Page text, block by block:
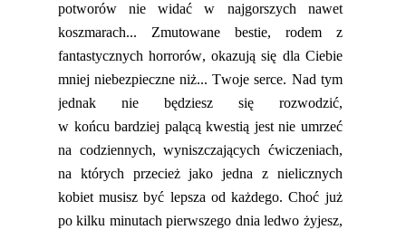
potworów nie widać w najgorszych nawet
koszmarach... Zmutowane bestie, rodem z
fantastycznych horrorów,okazują się dla Ciebie
mniej niebezpieczne niż... Twoje serce. Nad tym
jednak nie będziesz się rozwodzić,
w końcubardziej palącą kwestią jest nie umrzeć
na codziennych, wyniszczających ćwiczeniach,
na których przecież jako jedna z nielicznych
kobiet musisz być lepsza odkażdego. Choć już
po kilku minutach pierwszego dnia ledwo żyjesz,